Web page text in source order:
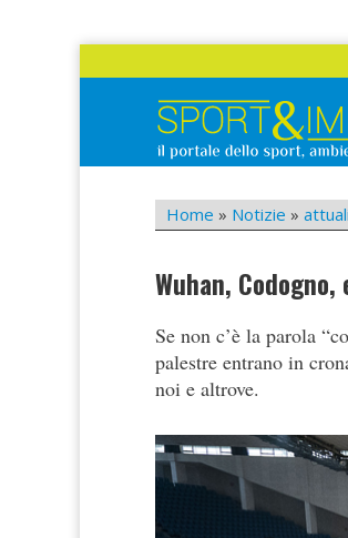
Home » Notizie »
Wuhan,
Se non c’è la parola
palestre entrano in
noi e altrove.